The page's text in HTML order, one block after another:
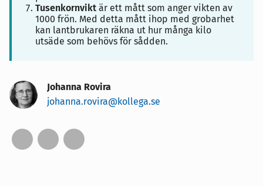
Tusenkornvikt är ett mått som anger vikten av
1000 frön. Med detta mått ihop med grobarhet
kan lantbrukaren räkna ut hur många kilo
utsäde som behövs för sådden.
Johanna Rovira
johanna.rovira@kollega.se